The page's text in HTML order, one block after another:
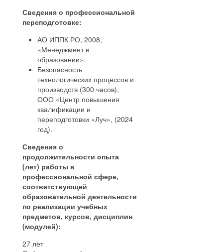
Сведения о профессиональной
переподготовке:
АО ИППК РО, 2008,
«Менеджмент в
образовании».
Безопасность
технологических процессов и
производств (300 часов),
ООО «Центр повышения
квалификации и
переподготовки «Луч», (2024
год).
Сведения о
продолжительности опыта
(лет) работы в
профессиональной сфере,
соответствующей
образовательной деятельности
по реализации учебных
предметов, курсов, дисциплин
(модулей):
27 лет